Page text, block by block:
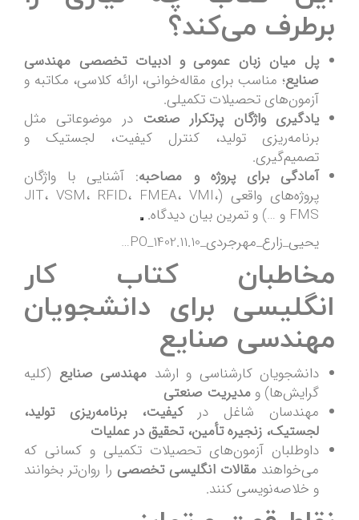
برطرف می‌کند؟
پل میان زبان عمومی و ادبیات تخصصی مهندسی
صنایع؛ مناسب برای مقاله‌خوانی، ارائه کلاسی، مکاتبه و
آزمون‌های تحصیلات تکمیلی.
یادگیری واژگان پرتکرار صنعت در موضوعاتی مثل
برنامه‌ریزی تولید، کنترل کیفیت، لجستیک و
تصمیم‌گیری.
آمادگی برای پروژه و مصاحبه: آشنایی با واژگان
پروژه‌های واقعی (JIT، VSM، RFID، FMEA، VMI،
FMS و …) و تمرین بیان دیدگاه.
یحیی_زارع_مهرجردی_1402.11.10_PO…
مخاطبان کتاب کار
انگلیسی برای دانشجویان
مهندسی صنایع
دانشجویان کارشناسی و ارشد مهندسی صنایع (کلیه
گرایش‌ها) و مدیریت صنعتی
مهندسان شاغل درکیفیت، برنامه‌ریزی تولید،
لجستیک، زنجیره تأمین، تحقیق در عملیات
داوطلبان آزمون‌های تحصیلات تکمیلی و کسانی که
می‌خواهند مقالات انگلیسی تخصصی را روان‌تر بخوانند
و خلاصه‌نویسی کنند.